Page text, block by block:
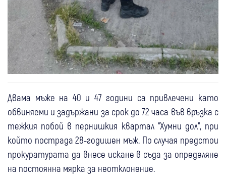
Двама мъже на 40 и 47 години са привлечени като
обвиняеми и задържани за срок до 72 часа във връзка с
тежкия побой в пернишкия квартал “Хумни дол“, при
който пострада 28-годишен мъж. По случая предстои
прокуратурата да внесе искане в съда за определяне
на постоянна мярка за неотклонение.